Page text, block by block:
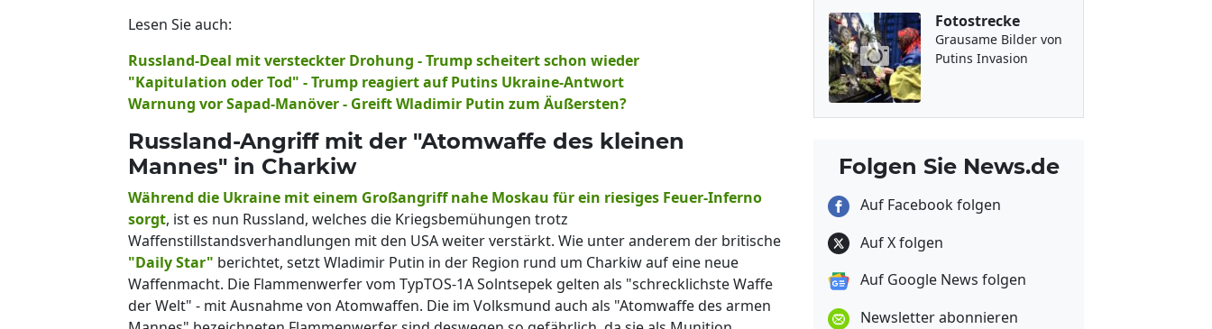
Lesen Sie auch:
Russland-Deal mit versteckter Drohung - Trump scheitert schon wieder
"Kapitulation oder Tod" - Trump reagiert auf Putins Ukraine-Antwort
Warnung vor Sapad-Manöver - Greift Wladimir Putin zum Äußersten?
Russland-Angriff mit der "Atomwaffe des kleinen
Mannes" in Charkiw
Während die Ukraine mit einem Großangriff nahe Moskau für ein riesiges Feuer-Inferno
sorgt, ist es nun Russland, welches die Kriegsbemühungen trotz
Waffenstillstandsverhandlungen mit den USA weiter verstärkt. Wie unter anderem der britische
"Daily Star" berichtet, setzt Wladimir Putin in der Region rund um Charkiw auf eine neue
Waffenmacht. Die Flammenwerfer vom TypTOS-1A Solntsepek gelten als "schrecklichste Waffe
der Welt" - mit Ausnahme von Atomwaffen. Die im Volksmund auch als "Atomwaffe des armen
Fotostrecke
Grausame Bilder von
Putins Invasion
Folgen Sie News.de
Auf Facebook folgen
Auf X folgen
Auf Google News folgen
Newsletter abonnieren